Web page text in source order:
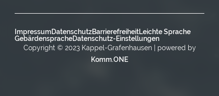
ImpressumDatenschutzBarrierefreiheitLeichte Sprache
GebärdenspracheDatenschutz-Einstellungen
Copyright © 2023 Kappel-Grafenhausen | powered by
Komm.ONE